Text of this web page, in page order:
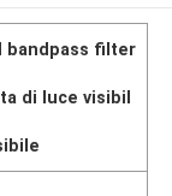
bandpass filter
di luce visibil